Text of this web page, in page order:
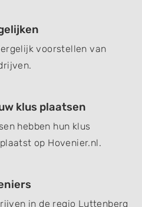
voorstellen van
klus plaatsen
hebben hun klus
op Hovenier.nl.
in de regio Luttenberg